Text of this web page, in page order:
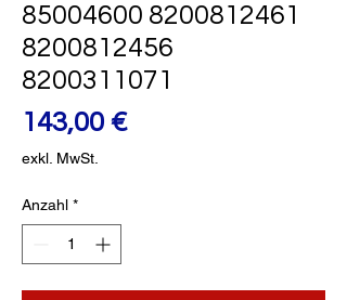
85004600 8200812461
8200812456
8200311071
143,00 €Preis
exkl. MwSt.
Anzahl *